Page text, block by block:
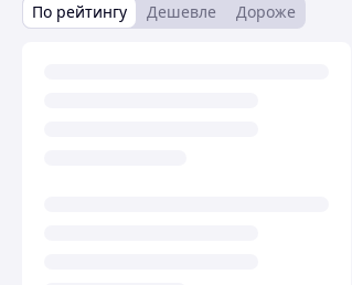
По рейтингу Дешевле Дороже